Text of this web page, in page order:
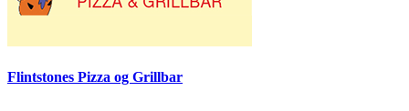
Flintstones Pizza og Grillbar